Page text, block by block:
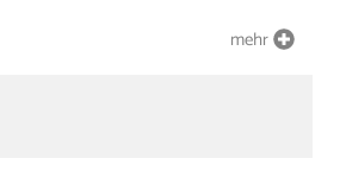
mehr